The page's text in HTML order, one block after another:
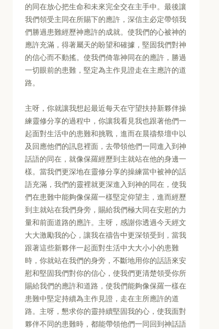
的同在放心把生命和未來完全交在主手中。最後讓
我們領受主同在所賜下的應許，深信主必定帶領我
們勝過患難經歷神應許的成就。使我們的心被神的
應許充滿，得著屬天的盼望和確據，堅固我們對神
的信心而不動搖。使我們倚靠神同在的應許，勝過
一切眼前的患難，堅定為主作見證走在主應許的道
路。
主呀，你就讓我想起最近每天在守望扶持新夥伴操
練靈修分享的過程中，你讓我看見我也跟著他們一
起面對生活中的患難和挑戰，進而在晨禱祭壇中以
及回應他們的訊息裡面，去帶領他們一同進入到神
話語的同在，就像保羅經歷到主就站在他的身邊一
樣。當我們更深地在靈修分享的操練當中被神的話
語充滿，我們的靈裡就更深進入到神的同在，使我
們在患難中能夠像保羅一樣堅定仰望主，進而經歷
到主就站在我們身旁，賜給我們極大同在安慰的力
量和前面道路的應許。主呀，感謝你透過今天經文
大大激勵我的心，讓我在禱告中更深領受到，當我
跟著這些新夥伴一起面對生活中大大小小的患難
時，你就站在我們的身旁，不斷地用你的話語來安
慰和堅固我們對你的信心，使我們更清楚領受你所
賜給我們的應許和道路，使我們能夠像保羅一樣在
患難中堅定持續為主作見證，走在主所應許的道
路。主呀，懇求你的靈持續堅固我的心，使我面對
夥伴不同的患難時，都能帶領他們一同回到神話語